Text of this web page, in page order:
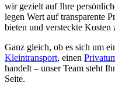
wir gezielt auf Ihre
legen Wert auf transparente
bieten und versteckte Kosten
Ganz gleich, ob es sich um
Kleintransport, einen
handelt – unser Team steht
Seite.